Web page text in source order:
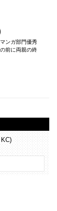
ンガ部門優秀
前に両親の終